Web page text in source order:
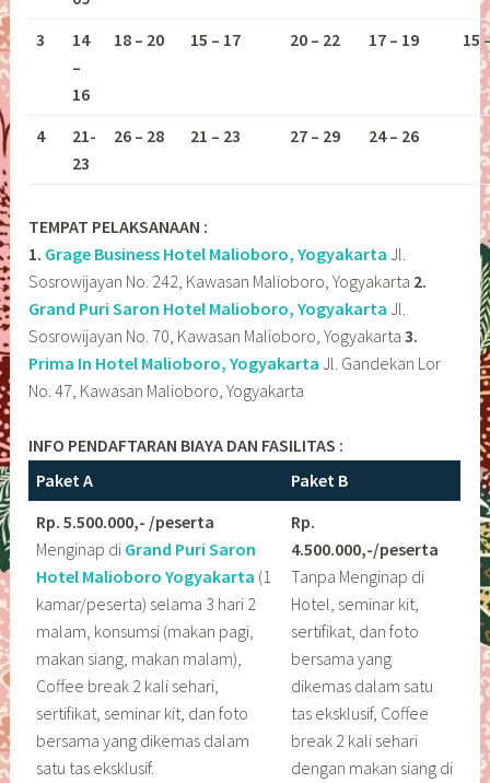
3
14
–
16
18 – 20 15 – 17 20 – 22 17 – 19 15
4
21-
23
26 – 28 21 – 23 27 – 29 24 – 26
TEMPAT PELAKSANAAN :
1. Grage Business Hotel Malioboro, Yogyakarta Jl.
Sosrowijayan No. 242, Kawasan Malioboro, Yogyakarta 2.
Grand Puri Saron Hotel Malioboro, Yogyakarta Jl.
Sosrowijayan No. 70, Kawasan Malioboro, Yogyakarta3.
Prima In Hotel Malioboro, Yogyakarta Jl. Gandekan Lor
No. 47, Kawasan Malioboro, Yogyakarta
INFO PENDAFTARAN BIAYA DAN FASILITAS :
Paket A
Paket B
Rp. 5.500.000,- /peserta
Menginap di Grand Puri Saron
Hotel Malioboro Yogyakarta (1
kamar/peserta) selama 3 hari 2
malam, konsumsi (makan pagi,
makan siang, makan malam),
Coffee break 2 kali sehari,
sertifikat, seminar kit, dan foto
bersama yang dikemas dalam
satu tas eksklusif.
Rp.
4.500.000,-/peserta
Tanpa Menginap di
Hotel, seminar kit,
sertifikat, dan foto
bersama yang
dikemas dalam satu
tas eksklusif, Coffee
break 2 kali sehari
dengan makan siang di